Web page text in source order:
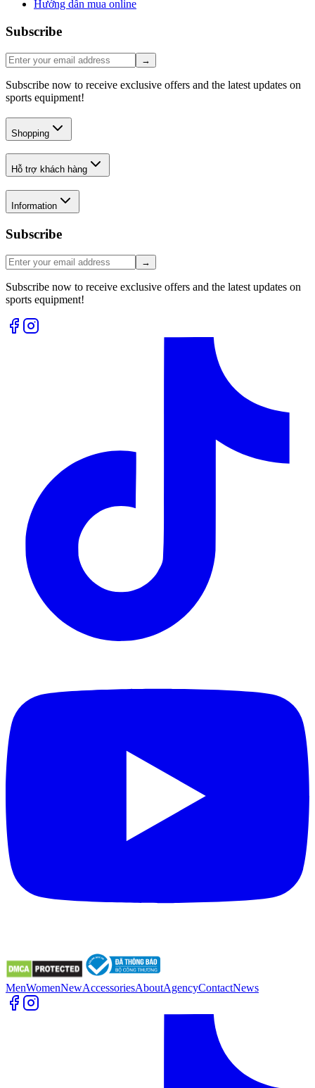
Hướng dẫn mua online
Subscribe
→
Subscribe now to receive exclusive offers and the latest updates on
sports equipment!
Shopping
Hỗ trợ khách hàng
Information
Subscribe
→
Subscribe now to receive exclusive offers and the latest updates on
sports equipment!
MenWomenNewAccessoriesAboutAgencyContactNews